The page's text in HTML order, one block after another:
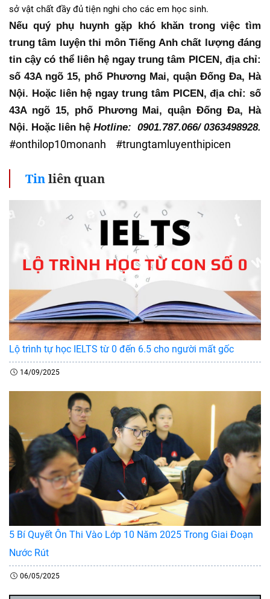
sở vật chất đầy đủ tiện nghi cho các em học sinh.
Nếu quý phụ huynh gặp khó khăn trong việc tìm
trung tâm luyện thi môn Tiếng Anh chất lượng đáng
tin cậy có thể liên hệ ngay trung tâm PICEN, địa chỉ:
số 43A ngõ 15, phố Phương Mai, quận Đống Đa, Hà
Nội. Hoặc liên hệ ngay trung tâm PICEN, địa chỉ: số
43A ngõ 15, phố Phương Mai, quận Đống Đa, Hà
Nội. Hoặc liên hệ Hotline:  0901.787.066/ 0363498928.
#onthilop10monanh #trungtamluyenthipicen
Tinliên quan
Lộ trình tự học IELTS từ 0 đến 6.5 cho người mất gốc
14/09/2025
5 Bí Quyết Ôn Thi Vào Lớp 10 Năm 2025 Trong Giai Đoạn
Nước Rút
06/05/2025